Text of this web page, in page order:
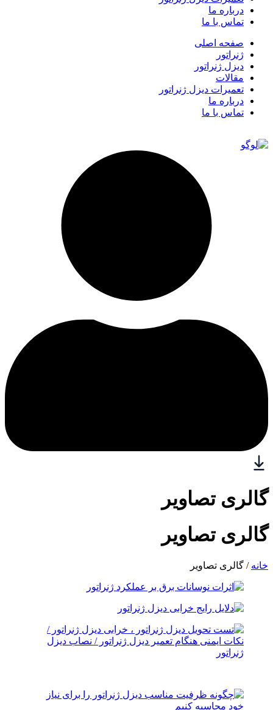
درباره ما
تماس با ما
صفحه اصلی
ژنراتور
دیزل ژنراتور
مقالات
تعمیرات دیزل ژنراتور
درباره ما
تماس با ما
گالری تصاویر
گالری تصاویر
خانه / گالری تصاویر